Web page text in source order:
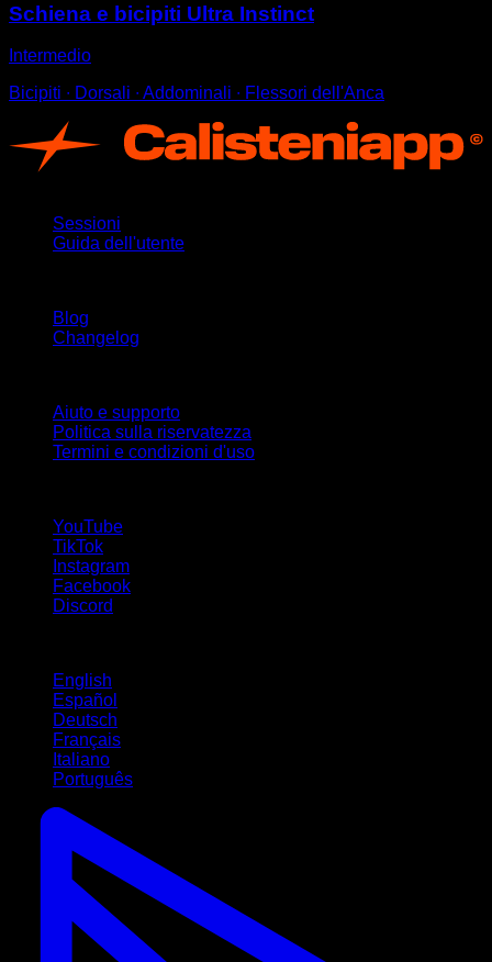
Schiena e bicipiti Ultra Instinct
Intermedio
Bicipiti ∙ Dorsali ∙ Addominali ∙ Flessori dell'Anca
Sessioni
Guida dell'utente
Blog
Changelog
Aiuto e supporto
Politica sulla riservatezza
Termini e condizioni d'uso
YouTube
TikTok
Instagram
Facebook
Discord
English
Español
Deutsch
Français
Italiano
Português